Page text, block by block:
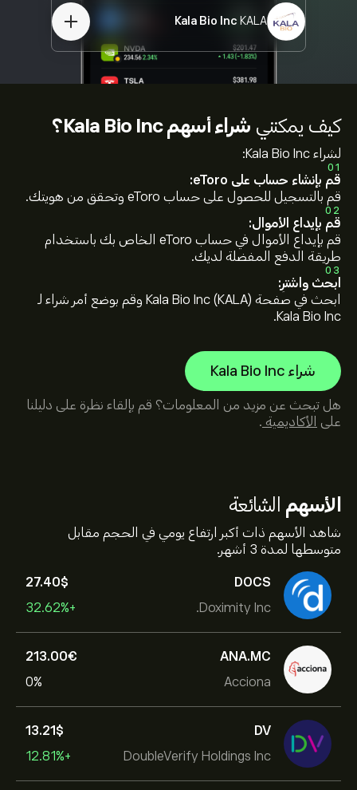
Kala Bio Inc KALA
الأسهم الشائعة
شاهد الأسهم ذات أكبر ارتفاع يومي في الحجم مقابل
متوسطها لمدة 3 أشهر.
DOCS
Doximity Inc.
27.40‎$‎
+32.62%
ANA.MC
Acciona
213.00‎€‎
0%
DV
DoubleVerify Holdings Inc
13.21‎$‎
+12.81%
كيف يمكنني شراء أسهم Kala Bio Inc؟
لشراء Kala Bio Inc:
01
قم بإنشاء حساب على eToro:
قم بالتسجيل للحصول على حساب eToro وتحقق من هويتك.
02
قم بإيداع الأموال:
قم بإيداع الأموال في حساب eToro الخاص بك باستخدام
طريقة الدفع المفضلة لديك.
03
ابحث واشترِ:
ابحث في صفحة Kala Bio Inc (KALA) وقم بوضع أمر شراء لـ
Kala Bio Inc.
شراء Kala Bio Inc
هل تبحث عن مزيد من المعلومات؟ قم بإلقاء نظرة على دليلنا
على
الأكاديمية .